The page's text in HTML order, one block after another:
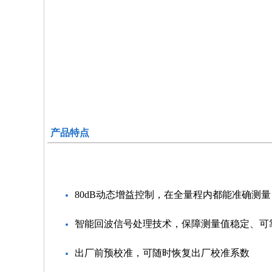
产品特点
80dB动态增益控制，在全量程内都能准确测量
智能回波信号处理技术，保障测量值稳定、可
出厂前预校准，可随时恢复出厂校准系数